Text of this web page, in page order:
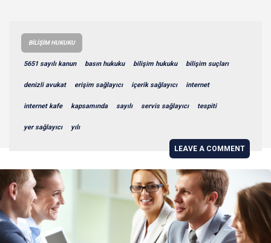
BILIŞIM HUKUKU
5651 sayılı kanun basın hukuku bilişim hukuku bilişim suçları
denizli avukat erişim sağlayıcı içerik sağlayıcı internet
internet kafe kapsamında sayılı servis sağlayıcı tespiti
yer sağlayıcı yılı
LEAVE A COMMENT